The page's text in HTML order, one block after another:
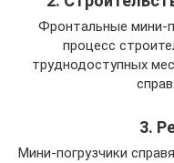
Фронтальные мини-
процесс
труднодоступных
3.
Мини-погрузчики